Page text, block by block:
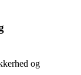
og